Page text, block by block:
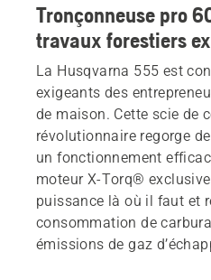
Tronçonneuse pro
travaux forestiers
La Husqvarna 555 est
exigeants des
de maison. Cette scie de
révolutionnaire regorge
un fonctionnement
moteur X-Torq®
puissance là où il faut et
consommation de
émissions de gaz